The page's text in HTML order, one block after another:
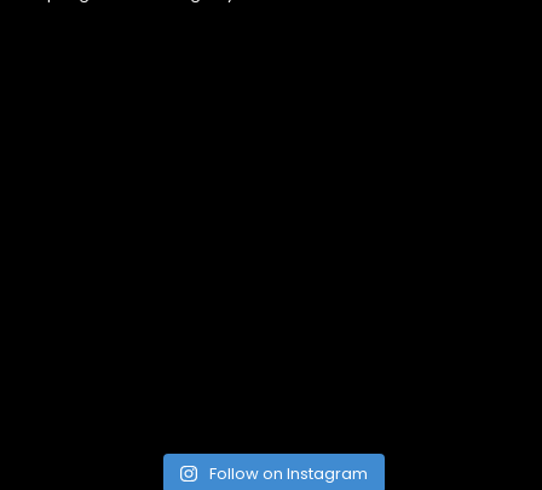
Follow on Instagram